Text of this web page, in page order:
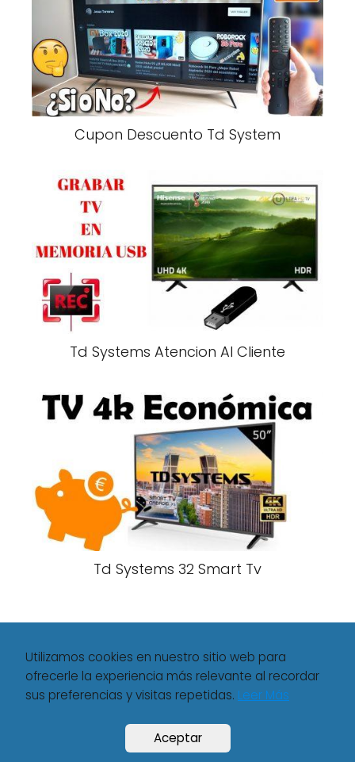
Cupon Descuento Td System
Td Systems Atencion Al Cliente
Td Systems 32 Smart Tv
Tv Td System Media Markt
Utilizamos cookies en nuestro sitio web para
ofrecerle la experiencia más relevante al recordar
sus preferencias y visitas repetidas. Leer Más
Aceptar